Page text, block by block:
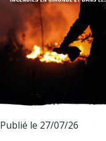
Publié le 27/07/26